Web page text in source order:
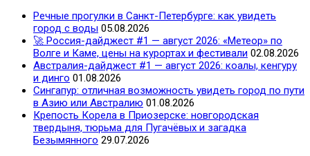
Речные прогулки в Санкт-Петербурге: как увидеть
город с воды 05.08.2026
🚀 Россия-дайджест #1 — август 2026: «Метеор» по
Волге и Каме, цены на курортах и фестивали 02.08.2026
Австралия-дайджест #1 — август 2026: коалы, кенгуру
и динго 01.08.2026
Сингапур: отличная возможность увидеть город по пути
в Азию или Австралию 01.08.2026
Крепость Корела в Приозерске: новгородская
твердыня, тюрьма для Пугачёвых и загадка
Безымянного 29.07.2026